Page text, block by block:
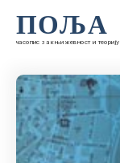
ПОЉА
часопис за књижевност и теорију